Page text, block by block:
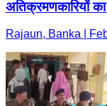
अतिक्रमणकारियों
Rajaun, Banka |